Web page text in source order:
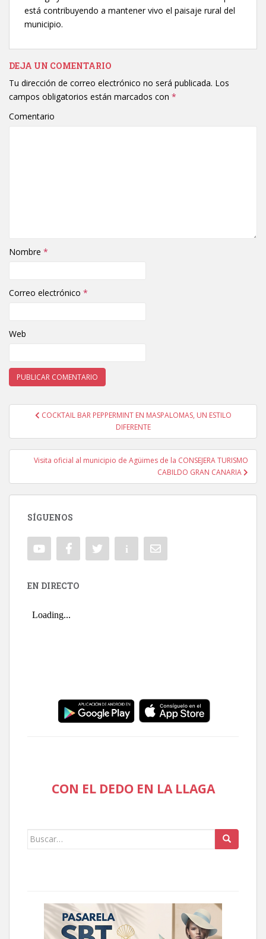
está contribuyendo a mantener vivo el paisaje rural del
municipio.
DEJA UN COMENTARIO
Tu dirección de correo electrónico no será publicada. Los
campos obligatorios están marcados con *
Comentario
Nombre *
Correo electrónico *
Web
Navegación de entradas
COCKTAIL BAR PEPPERMINT EN MASPALOMAS, UN ESTILO
DIFERENTE
Visita oficial al municipio de Agüimes de la CONSEJERA TURISMO
CABILDO GRAN CANARIA
SÍGUENOS
EN DIRECTO
CON EL DEDO EN LA LLAGA
Buscar: